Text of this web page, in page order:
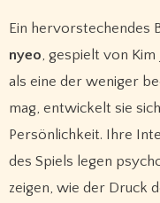
Ein hervorstechendes
nyeo, gespielt von
als eine der weniger
mag, entwickelt sie
Persönlichkeit. Ihre
des Spiels legen
zeigen, wie der Druck